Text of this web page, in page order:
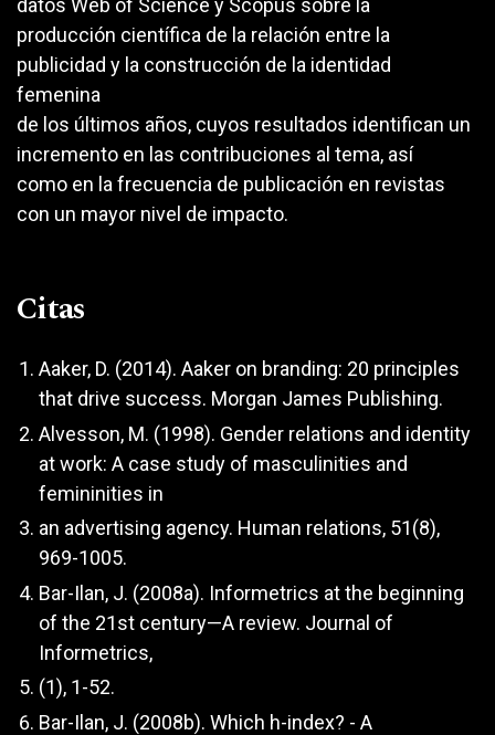
datos Web of Science y Scopus sobre la
producción científica de la relación entre la
publicidad y la construcción de la identidad
femenina
de los últimos años, cuyos resultados identifican un
incremento en las contribuciones al tema, así
como en la frecuencia de publicación en revistas
con un mayor nivel de impacto.
Citas
Aaker, D. (2014). Aaker on branding: 20 principles
that drive success. Morgan James Publishing.
Alvesson, M. (1998). Gender relations and identity
at work: A case study of masculinities and
femininities in
an advertising agency. Human relations, 51(8),
969-1005.
Bar-Ilan, J. (2008a). Informetrics at the beginning
of the 21st century—A review. Journal of
Informetrics,
(1), 1-52.
Bar-Ilan, J. (2008b). Which h-index? - A